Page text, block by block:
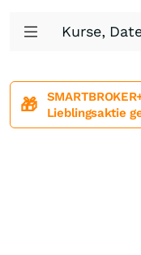
Kurse,
🎁
Lieblingsaktie